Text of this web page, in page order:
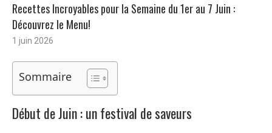
Recettes Incroyables pour la Semaine du 1er au 7 Juin :
Découvrez le Menu!
1 juin 2026
Sommaire
Début de Juin : un festival de saveurs